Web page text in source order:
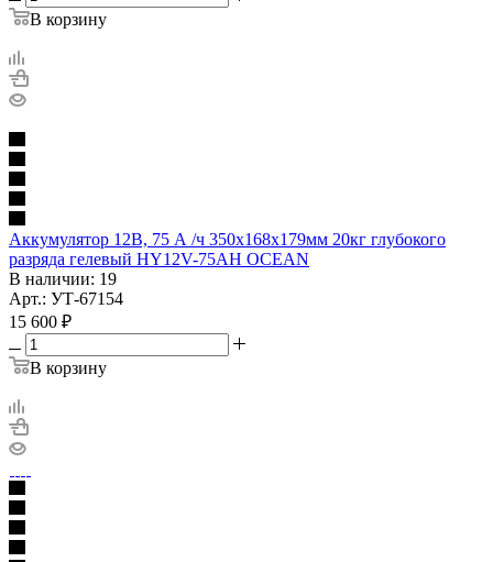
В корзину
Аккумулятор 12В, 75 А /ч 350х168х179мм 20кг глубокого
разряда гелевый HY12V-75AH OCEAN
В наличии: 19
Арт.: УТ-67154
15 600 ₽
В корзину